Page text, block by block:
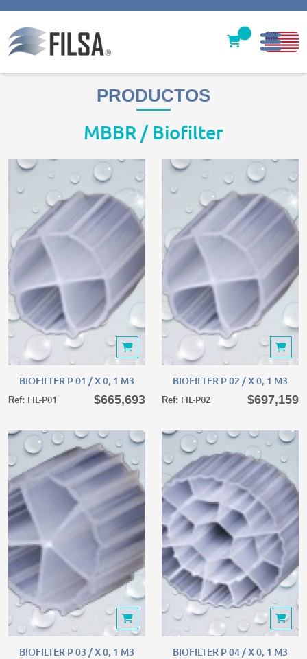
Filter caps
Contáctenos
gerencia@filsawater.com
Login
PRODUCTOS
MBBR / Biofilter
BIOFILTER P 01 / X 0, 1 M3
Ref: FIL-P01 $665,693
BIOFILTER P 02 / X 0, 1 M3
Ref: FIL-P02 $697,159
BIOFILTER P 03 / X 0, 1 M3 BIOFILTER P 04 / X 0, 1 M3